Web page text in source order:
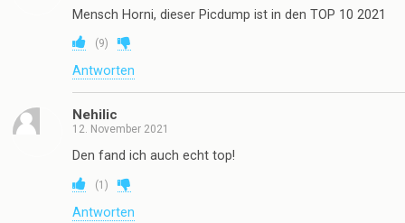
Mensch Horni, dieser Picdump ist in den TOP 10 2021
(9)
Antworten
Nehilic
12. November 2021
Den fand ich auch echt top!
(1 )
Antworten